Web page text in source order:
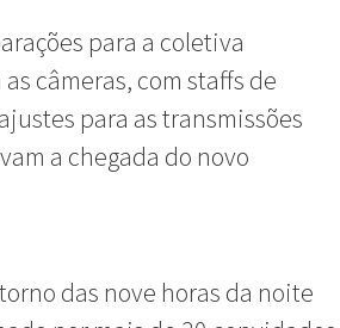
para a coletiva
câmeras, com staffs de
para as transmissões
a chegada do novo
das nove horas da noite